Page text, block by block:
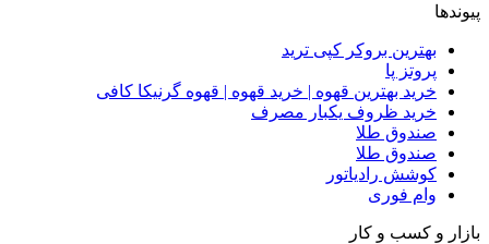
پیوندها
بهترین بروکر کپی ترید
پروتز پا
خرید بهترین قهوه | خرید قهوه | قهوه گرنیکا کافی
خرید ظروف یکبار مصرف
صندوق طلا
صندوق طلا
کوشش رادیاتور
وام فوری
بازار و کسب و کار